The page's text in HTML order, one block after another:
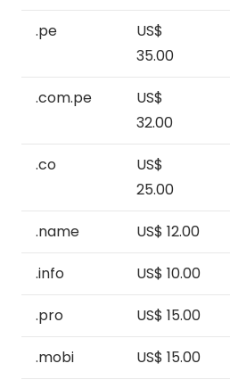
.pe
US$
35.00
.com.pe
US$
32.00
.co
US$
25.00
.name US$ 12.00
.info US$ 10.00
.pro US$ 15.00
.mobi US$ 15.00